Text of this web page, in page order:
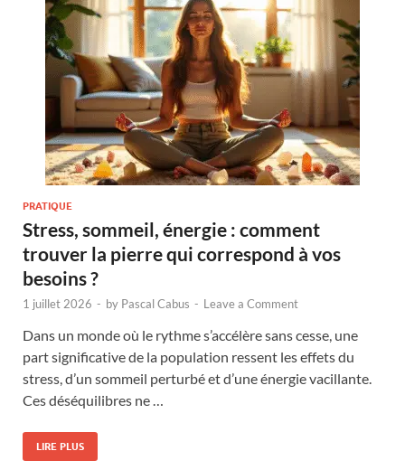
PRATIQUE
Stress, sommeil, énergie : comment
trouver la pierre qui correspond à vos
besoins ?
1 juillet 2026 - by Pascal Cabus - Leave a Comment
Dans un monde où le rythme s’accélère sans cesse, une
part significative de la population ressent les effets du
stress, d’un sommeil perturbé et d’une énergie vacillante.
Ces déséquilibres ne …
LIRE PLUS